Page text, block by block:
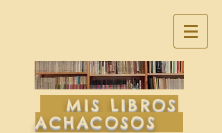
MIS LIBROS
ACHACOSOS